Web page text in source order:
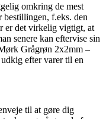
omkring de mest
bestillingen, f.eks. den
er det virkelig vigtigt, at
senere kan eftervise sin
Grågrøn 2x2mm –
efter varer til en
til at gøre dig